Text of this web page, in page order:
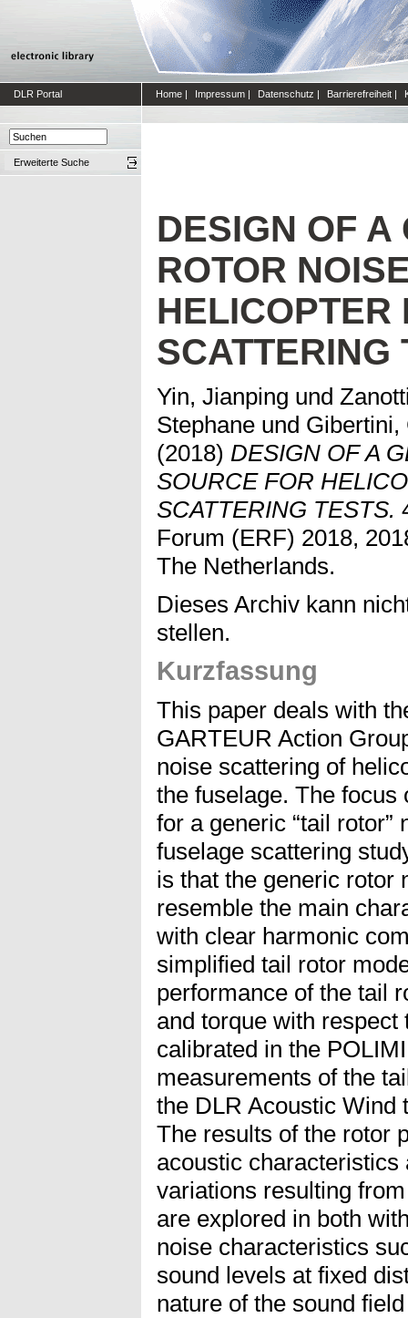
DLR Portal Home | Impressum | Datenschutz | Barrierefreiheit |
Erweiterte Suche
DESIGN OF A
ROTOR
HELICOPTER
SCATTERING
Yin, Jianping und
Stephane und Gibertini,
(2018) DESIGN OF A
SOURCE FOR
SCATTERING TESTS.
Forum (ERF) 2018,
The Netherlands.
Dieses Archiv kann
stellen.
Kurzfassung
This paper deals with
GARTEUR Action
noise scattering of
the fuselage. The focus
for a generic “tail
fuselage scattering
is that the generic rotor
resemble the main
with clear harmonic
simplified tail rotor
performance of the tail
and torque with
calibrated in the
measurements of the
the DLR Acoustic Wind
The results of the rotor
acoustic
variations resulting
are explored in both
noise characteristics
sound levels at fixed
nature of the sound